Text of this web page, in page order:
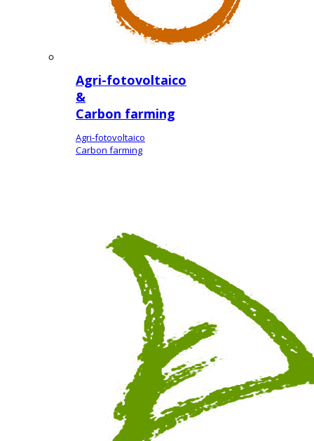
Agri-fotovoltaico
&
Carbon farming
Agri-fotovoltaico
Carbon farming